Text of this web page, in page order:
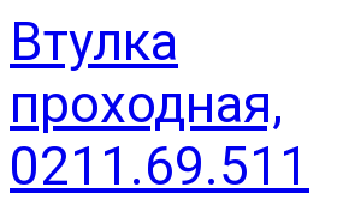
Втулка
проходная,
0211.69.511